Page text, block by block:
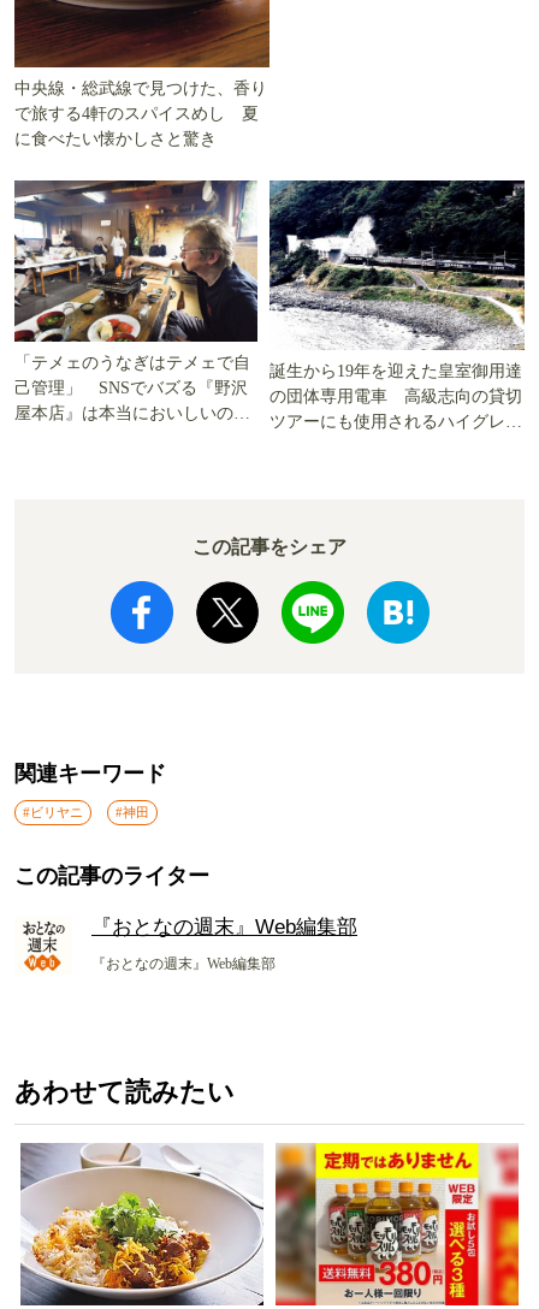
中央線・総武線で見つけた、香り
で旅する4軒のスパイスめし 夏
に食べたい懐かしさと驚き
「テメェのうなぎはテメェで自
己管理」 SNSでバズる『野沢
屋本店』は本当においしいの
誕生から19年を迎えた皇室御用達
の団体専用電車 高級志向の貸切
ツアーにも使用されるハイグレー
この記事をシェア
関連キーワード
#ビリヤニ #神田
この記事のライター
『おとなの週末』Web編集部
『おとなの週末』Web編集部
あわせて読みたい